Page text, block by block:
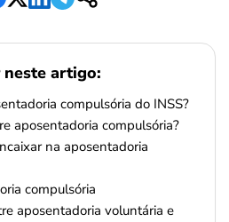
neste artigo:
compulsória do INSS?
aposentadoria compulsória?
na aposentadoria
compulsória
aposentadoria voluntária e